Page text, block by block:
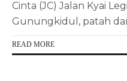
Cinta (JC) Jalan Kyai
Gunungkidul, patah
READ MORE